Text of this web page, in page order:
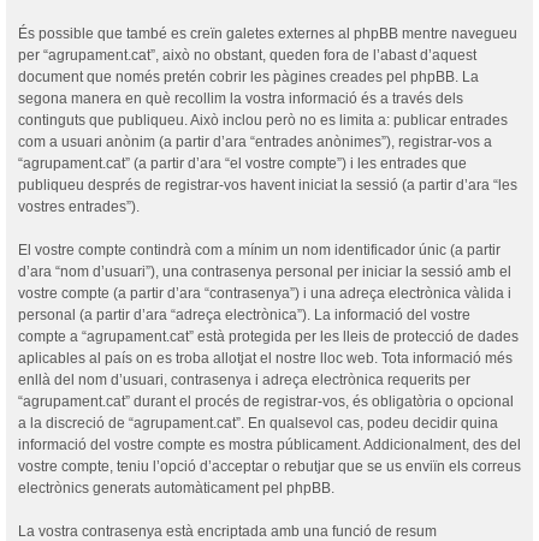
És possible que també es creïn galetes externes al phpBB mentre navegueu
per “agrupament.cat”, això no obstant, queden fora de l’abast d’aquest
document que només pretén cobrir les pàgines creades pel phpBB. La
segona manera en què recollim la vostra informació és a través dels
continguts que publiqueu. Això inclou però no es limita a: publicar entrades
com a usuari anònim (a partir d’ara “entrades anònimes”), registrar-vos a
“agrupament.cat” (a partir d’ara “el vostre compte”) i les entrades que
publiqueu després de registrar-vos havent iniciat la sessió (a partir d’ara “les
vostres entrades”).
El vostre compte contindrà com a mínim un nom identificador únic (a partir
d’ara “nom d’usuari”), una contrasenya personal per iniciar la sessió amb el
vostre compte (a partir d’ara “contrasenya”) i una adreça electrònica vàlida i
personal (a partir d’ara “adreça electrònica”). La informació del vostre
compte a “agrupament.cat” està protegida per les lleis de protecció de dades
aplicables al país on es troba allotjat el nostre lloc web. Tota informació més
enllà del nom d’usuari, contrasenya i adreça electrònica requerits per
“agrupament.cat” durant el procés de registrar-vos, és obligatòria o opcional
a la discreció de “agrupament.cat”. En qualsevol cas, podeu decidir quina
informació del vostre compte es mostra públicament. Addicionalment, des del
vostre compte, teniu l’opció d’acceptar o rebutjar que se us enviïn els correus
electrònics generats automàticament pel phpBB.
La vostra contrasenya està encriptada amb una funció de resum